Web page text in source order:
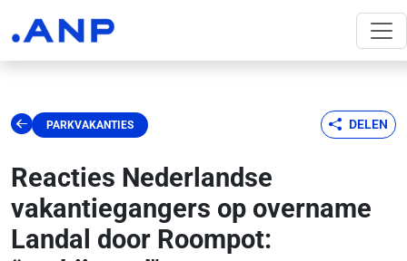
PARKVAKANTIES DELEN
Reacties Nederlandse
vakantiegangers op overname
Landal door Roompot: